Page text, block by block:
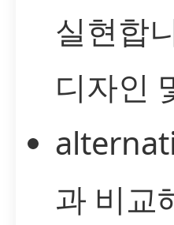
실현합
디자인
과 비교